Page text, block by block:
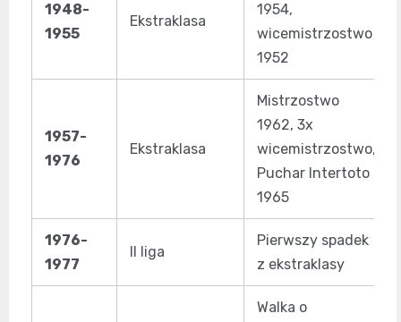
1948-
1955
Ekstraklasa
1954,
wicemistrzostwo
1952
1957-
1976
Ekstraklasa
Mistrzostwo
1962, 3x
wicemistrzostwo,
Puchar Intertoto
1965
1976-
1977
II liga
Pierwszy spadek
z ekstraklasy
Walka o